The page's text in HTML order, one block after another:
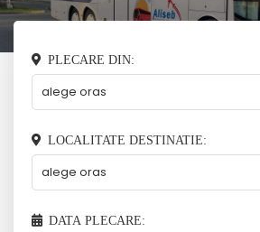
PLECARE DIN:
LOCALITATE DESTINATIE:
DATA PLECARE: